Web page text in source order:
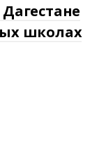
школах